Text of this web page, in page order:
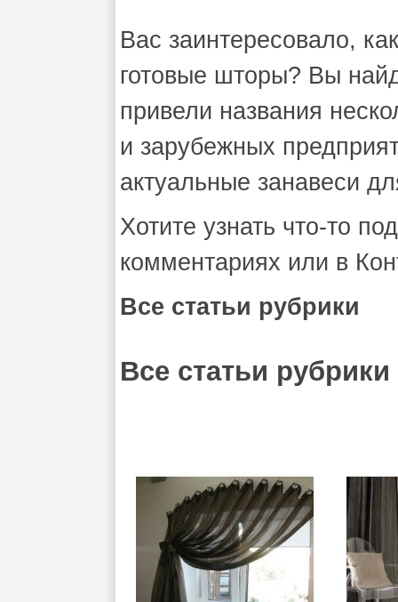
Вас заинтересовало,
готовые шторы? Вы
привели названия
и зарубежных
актуальные занавеси
Хотите узнать что-то
комментариях или в
Все статьи рубрики
Все статьи рубрики